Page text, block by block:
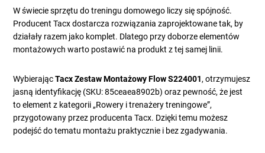
W świecie sprzętu do treningu domowego liczy się spójność.
Producent Tacx dostarcza rozwiązania zaprojektowane tak, by
działały razem jako komplet. Dlatego przy doborze elementów
montażowych warto postawić na produkt z tej samej linii.
WybierającTacx Zestaw Montażowy Flow S224001, otrzymujesz
jasną identyfikację (SKU: 85ceaea8902b) oraz pewność, że jest
to element z kategorii „Rowery i trenażery treningowe”,
przygotowany przez producenta Tacx. Dzięki temu możesz
podejść do tematu montażu praktycznie i bez zgadywania.